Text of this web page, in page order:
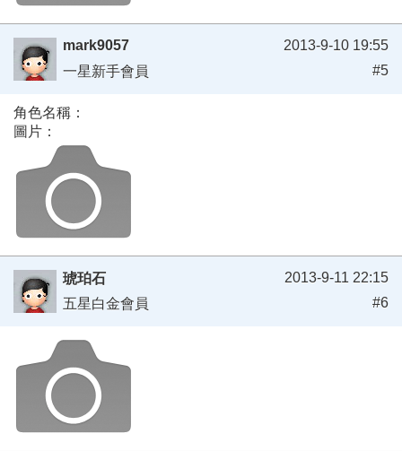
mark9057
一星新手會員
2013-9-10 19:55
#5
角色名稱：
圖片：
琥珀石
五星白金會員
2013-9-11 22:15
#6